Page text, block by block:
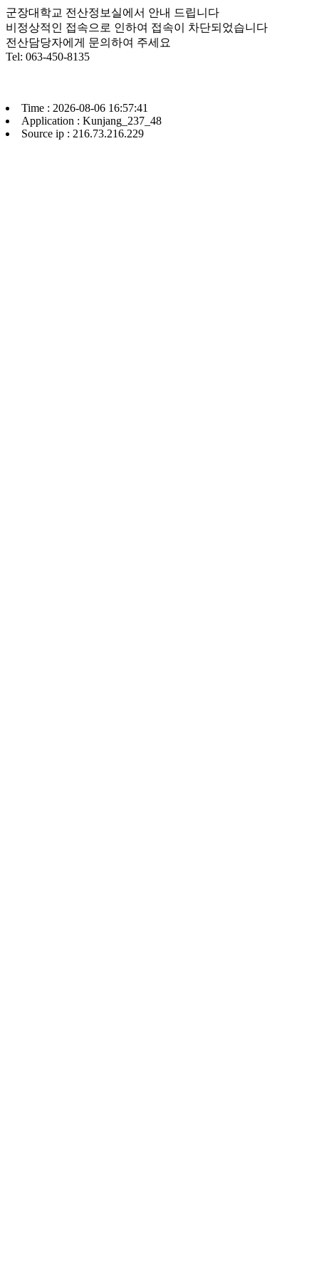
군장대학교 전산정보실에서 안내 드립니다
비정상적인 접속으로 인하여 접속이 차단되었습니다
전산담당자에게 문의하여 주세요
Tel: 063-450-8135
Time : 2026-08-06 16:57:41
Application : Kunjang_237_48
Source ip : 216.73.216.229